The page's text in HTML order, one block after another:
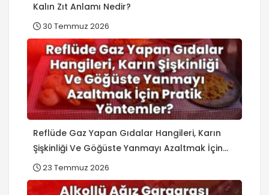
Kalın Zıt Anlamı Nedir?
30 Temmuz 2026
Reflüde Gaz Yapan Gıdalar Hangileri, Karın
Şişkinliği Ve Göğüste Yanmayı Azaltmak İçin
Pratik Yöntemler?
23 Temmuz 2026